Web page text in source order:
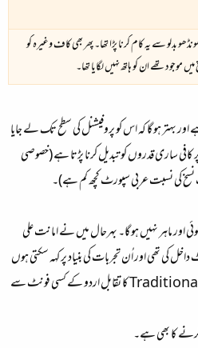
بدلو سے یہ کام کرنا پڑا تھا۔ پھر بھی کاف وغیرہ کو
تھے ان کو ہاتھ نہیں لگایا تھا۔
بہتر ہو گا کہ اس کو پروفیشنل کی سطح تک لے جایا
کافی ساری قدروں کو تبدیل کرنا پڑتا ہے (خصوصی
نسخ کی نسبت عربی سپورٹ کچھ کم ہے)۔
اور ماہر نہیں ہو گا۔ بہرحال میں نے امانت علی
کی تھی اور اُن تجربات کی بنیاد پر کہہ سکتی ہوں
کہ اس کام کے لیے Traditional Arabic Font کا تقابل اردو کے کسی فونٹ سے
کا بھی ہے۔